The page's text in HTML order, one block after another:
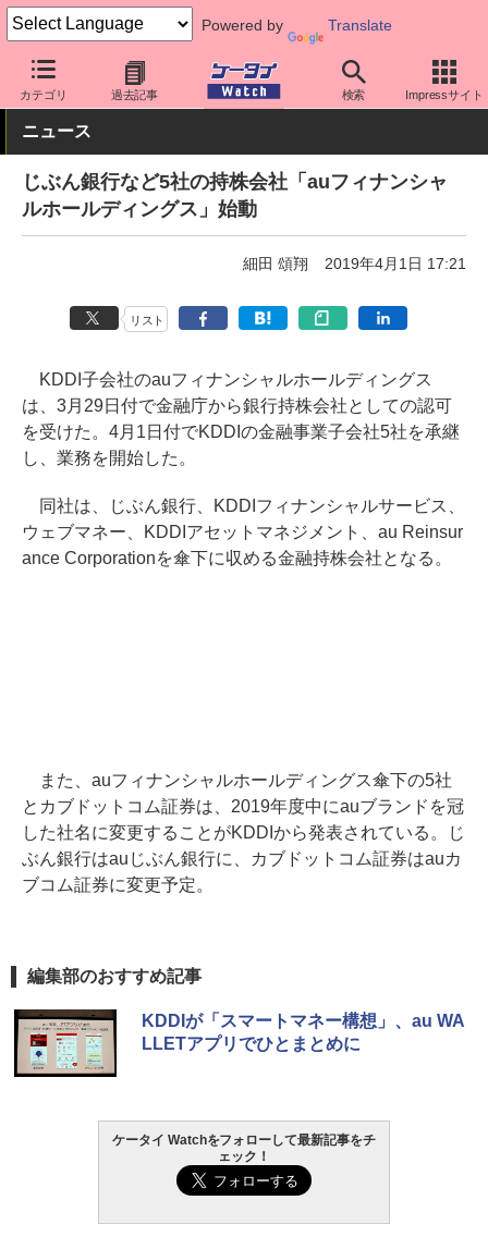
Powered by Translate
カテゴリ 過去記事 検索 Impressサイト
ケータイ Watch 業界動向 企業動向
ニュース
じぶん銀行など5社の持株会社「auフィナンシャ
ルホールディングス」始動
細田 頌翔 2019年4月1日 17:21
リスト
KDDI子会社のauフィナンシャルホールディングス
は、3月29日付で金融庁から銀行持株会社としての認可
を受けた。4月1日付でKDDIの金融事業子会社5社を承継
し、業務を開始した。
同社は、じぶん銀行、KDDIフィナンシャルサービス、
ウェブマネー、KDDIアセットマネジメント、au Reinsur
ance Corporationを傘下に収める金融持株会社となる。
また、auフィナンシャルホールディングス傘下の5社
とカブドットコム証券は、2019年度中にauブランドを冠
した社名に変更することがKDDIから発表されている。じ
ぶん銀行はauじぶん銀行に、カブドットコム証券はauカ
ブコム証券に変更予定。
編集部のおすすめ記事
KDDIが「スマートマネー構想」、au WA
LLETアプリでひとまとめに
ケータイ Watchをフォローして最新記事をチ
ェック！